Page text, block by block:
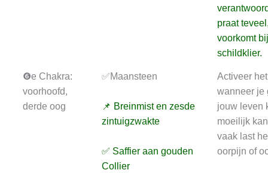
praat
voorkomt
schildklier.
❻e Chakra:
voorhoofd,
derde oog
✅Maansteen
📌 Breinmist en zesde
zintuigzwakte
✅ Saffier aan gouden
Collier
Activeer
wanneer je
jouw leven
moeilijk
vaak last
oorpijn of